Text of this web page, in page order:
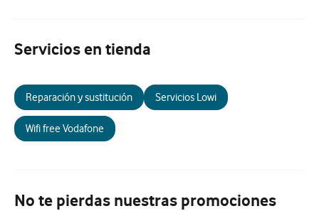
Servicios en tienda
Reparación y sustitución Servicios Lowi
Wifi free Vodafone
No te pierdas nuestras promociones